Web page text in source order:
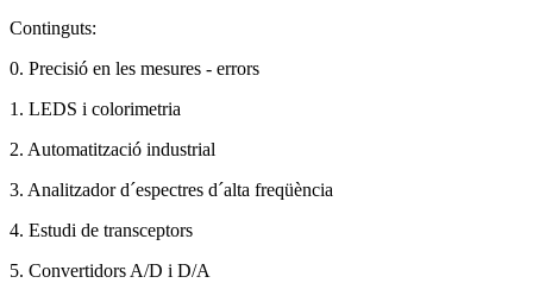
Continguts:
0. Precisió en les mesures - errors
1. LEDS i colorimetria
2. Automatització industrial
3. Analitzador d´espectres d´alta freqüència
4. Estudi de transceptors
5. Convertidors A/D i D/A